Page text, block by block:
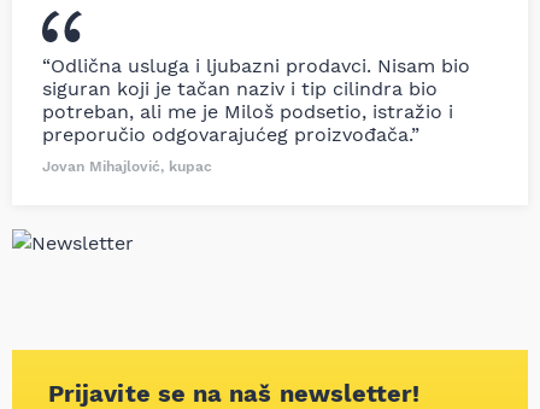
“Odlična usluga i ljubazni prodavci. Nisam bio
siguran koji je tačan naziv i tip cilindra bio
potreban, ali me je Miloš podsetio, istražio i
preporučio odgovarajućeg proizvođača.”
Jovan Mihajlović, kupac
Prijavite se na naš newsletter!